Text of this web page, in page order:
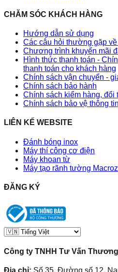
CHĂM SÓC KHÁCH HÀNG
Hướng dẫn sử dụng
Các câu hỏi thường gặp
Chương trình khuyến mãi
Hình thức thanh toán -
thanh toán cho khách hàng
Chính sách vận chuyển -
Chính sách bảo hành
Chính sách kiểm hàng, đổi
Chính sách bảo vệ thông
LIÊN KẾ WEBSITE
Đánh bóng inox
Máy thí công cơ điện
Máy khoan từ
Máy tạo rãnh tường
ĐĂNG KÝ
Công ty TNHH Tư Vấn
Địa chỉ: Số 35, Đường số 12,